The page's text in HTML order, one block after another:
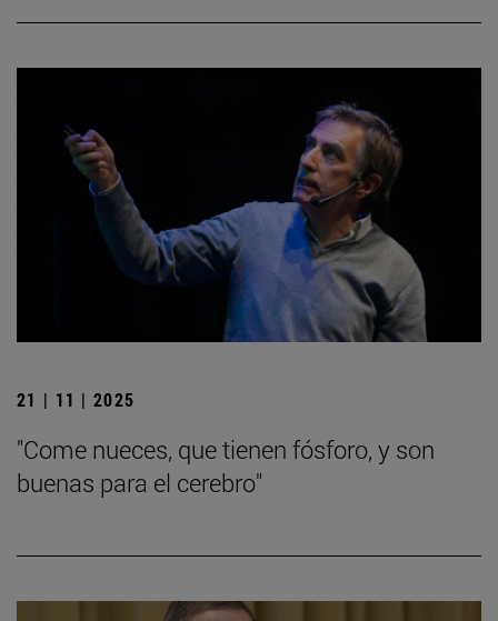
21 | 11 | 2025
"Come nueces, que tienen fósforo, y son
buenas para el cerebro"